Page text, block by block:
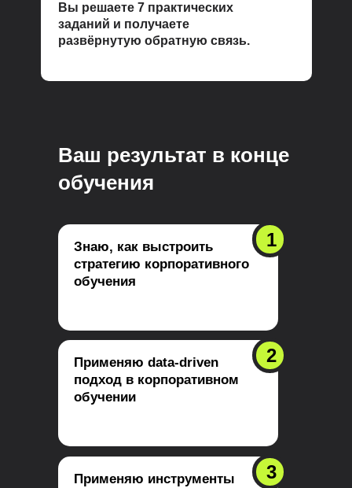
Вы решаете 7 практических
заданий и получаете
развёрнутую обратную связь.
Применяю data-driven
подход в корпоративном
обучении
2
Применяю инструменты
3
Знаю, как выстроить
стратегию корпоративного
обучения
1
Ваш результат в конце
обучения